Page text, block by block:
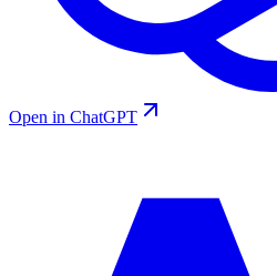
Open in ChatGPT